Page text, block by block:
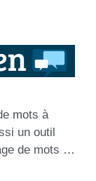
mots à
un outil
de mots …